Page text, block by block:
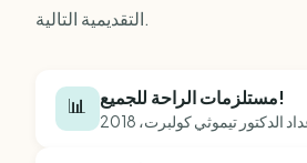
التقديمية التالية.
📊 مستلزمات الراحة للجميع!
تيموثي كولبرت، 2018